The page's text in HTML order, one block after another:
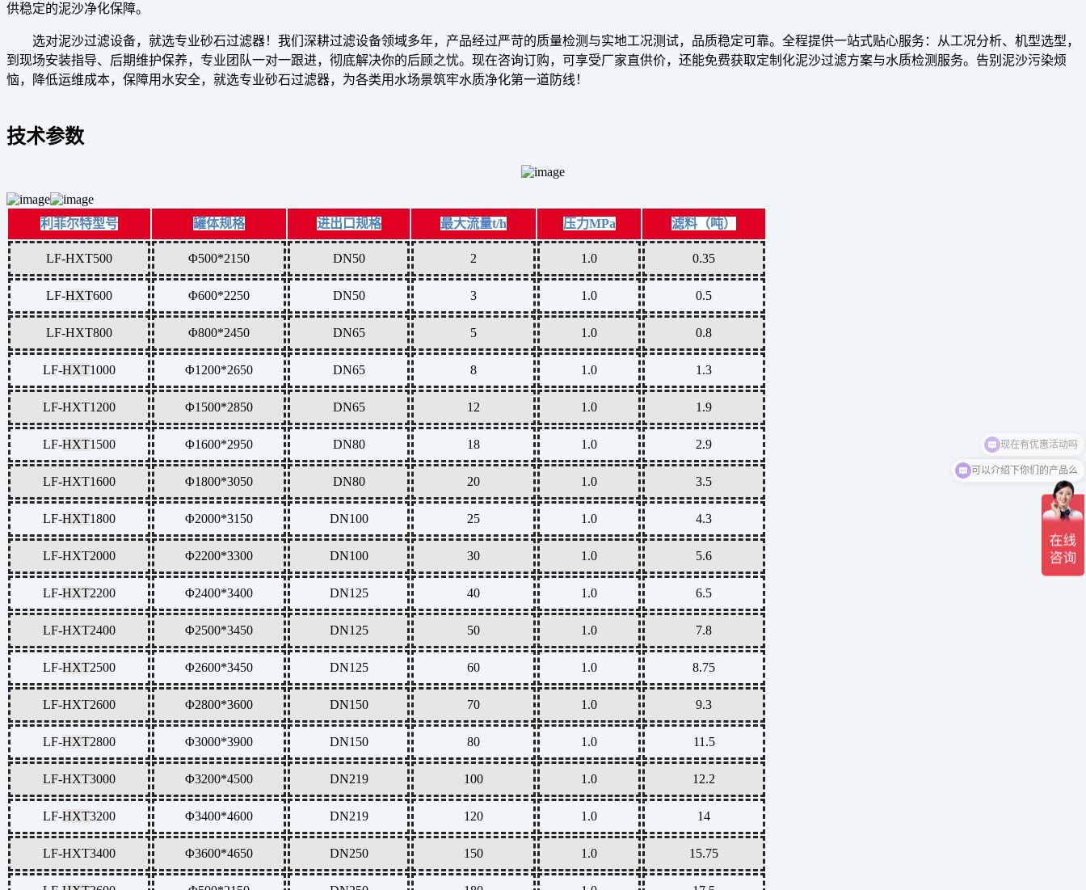
供稳定的泥沙净化保障。
选对泥沙过滤设备，就选专业砂石过滤器！我们深耕过滤设备领域多年，产品经过严苛的质量检测与实地工况测试，品质稳定可靠。全程提供一站式贴心服务：从工况分析、机型选型，
到现场安装指导、后期维护保养，专业团队一对一跟进，彻底解决你的后顾之忧。现在咨询订购，可享受厂家直供价，还能免费获取定制化泥沙过滤方案与水质检测服务。告别泥沙污染烦
恼，降低运维成本，保障用水安全，就选专业砂石过滤器，为各类用水场景筑牢水质净化第一道防线！
技术参数
利菲尔特型号 罐体规格 进出口规格 最大流量t/h 压力MPa 滤料（吨）
LF-HXT500 Φ500*2150 DN50 2 1.0 0.35
LF-HXT600 Φ600*2250 DN50 3 1.0 0.5
LF-HXT800 Φ800*2450 DN65 5 1.0 0.8
LF-HXT1000 Φ1200*2650 DN65 8 1.0 1.3
LF-HXT1200 Φ1500*2850 DN65 12 1.0 1.9
LF-HXT1500 Φ1600*2950 DN80 18 1.0 2.9
LF-HXT1600 Φ1800*3050 DN80 20 1.0 3.5
LF-HXT1800 Φ2000*3150 DN100 25 1.0 4.3
LF-HXT2000 Φ2200*3300 DN100 30 1.0 5.6
LF-HXT2200 Φ2400*3400 DN125 40 1.0 6.5
LF-HXT2400 Φ2500*3450 DN125 50 1.0 7.8
LF-HXT2500 Φ2600*3450 DN125 60 1.0 8.75
LF-HXT2600 Φ2800*3600 DN150 70 1.0 9.3
LF-HXT2800 Φ3000*3900 DN150 80 1.0 11.5
LF-HXT3000 Φ3200*4500 DN219 100 1.0 12.2
LF-HXT3200 Φ3400*4600 DN219 120 1.0 14
LF-HXT3400 Φ3600*4650 DN250 150 1.0 15.75
可以介绍下你们的产品么